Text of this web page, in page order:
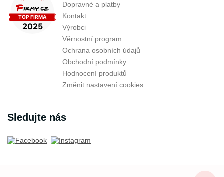
Dopravné a platby
Kontakt
Výrobci
Věrnostní program
Ochrana osobních údajů
Obchodní podmínky
Hodnocení produktů
Změnit nastavení cookies
Sledujte nás